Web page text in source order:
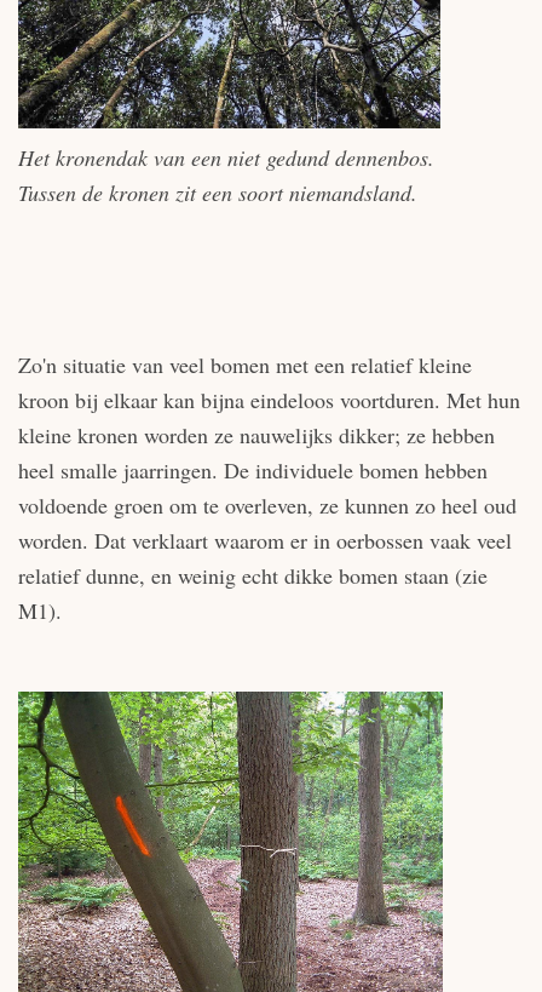
Het kronendak van een niet gedund dennenbos.
Tussen de kronen zit een soort niemandsland.
Zo'n situatie van veel bomen met een relatief kleine
kroon bij elkaar kan bijna eindeloos voortduren. Met hun
kleine kronen worden ze nauwelijks dikker; ze hebben
heel smalle jaarringen. De individuele bomen hebben
voldoende groen om te overleven, ze kunnen zo heel oud
worden. Dat verklaart waarom er in oerbossen vaak veel
relatief dunne, en weinig echt dikke bomen staan (zie
M1).